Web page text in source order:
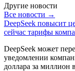
Другие новости
Все новости →
DeepSeek повысит
сейчас тарифы
DeepSeek может
уведомлении
доллара за миллион